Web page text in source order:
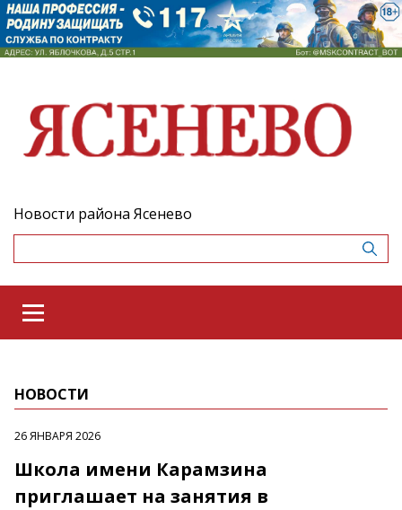
Новости района Ясенево
НОВОСТИ
26 ЯНВАРЯ 2026
Школа имени Карамзина
приглашает на занятия в